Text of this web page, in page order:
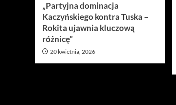
„Partyjna dominacja
Kaczyńskiego kontra Tuska –
Rokita ujawnia kluczową
różnicę”
20 kwietnia, 2026